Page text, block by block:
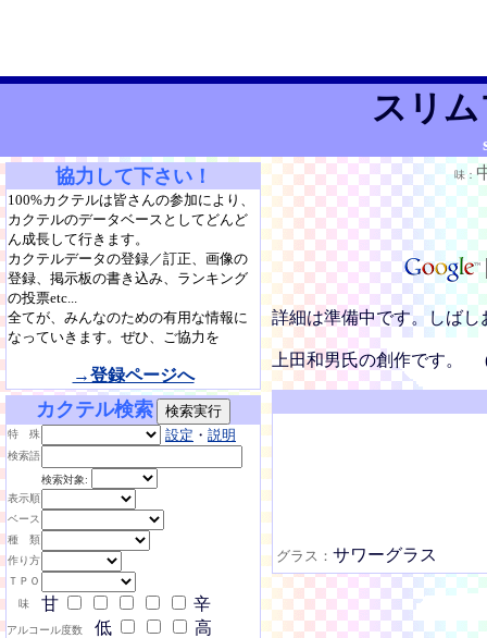
スリ
協力して下さい！
100%カクテルは皆さんの参加により、
カクテルのデータベースとしてどんど
ん成長して行きます。
カクテルデータの登録／訂正、画像の
登録、掲示板の書き込み、ランキング
の投票etc...
全てが、みんなのための有用な情報に
なっていきます。ぜひ、ご協力を
→登録ページへ
カクテル検索
特 殊 設定 ・ 説明
検索語
検索対象:
表示順
ベース
種 類
作り方
ＴＰＯ
味
甘 辛
アルコール度数 低
高
味：
詳細は準備中です。しばし
上田和男氏の創作です。
グラス： サワーグラス